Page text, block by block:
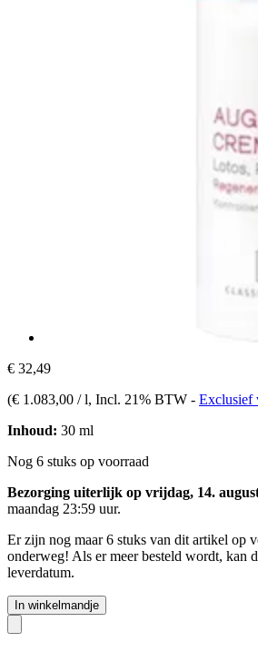
€ 32,49
(€ 1.083,00 / l, Incl. 21% BTW - Exclusief
Inhoud: 30 ml
Nog 6 stuks op voorraad
Bezorging uiterlijk op vrijdag, 14.
maandag 23:59 uur.
Er zijn nog maar 6 stuks van dit artikel op
onderweg! Als er meer besteld wordt, kan
leverdatum.
In winkelmandje